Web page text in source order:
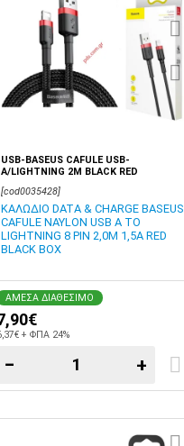
USB-BASEUS CAFULE USB-
A/LIGHTNING 2M BLACK RED
[cod0035428]
ΚΑΛΩΔΙΟ DATA & CHARGE BASEUS
CAFULE NAYLON USB A TO
LIGHTNING 8 PIN 2,0M 1,5A RED
BLACK BOX
ΑΜΕΣΑ ΔΙΑΘΕΣΙΜΟ
+ ΦΠΑ 24%
− +